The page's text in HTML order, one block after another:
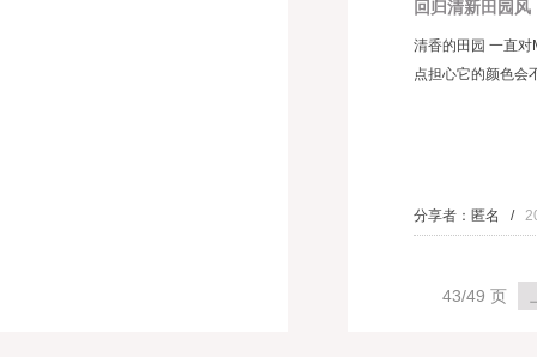
回归清新田园风
清香的田园 一直
点担心它的颜色会
分享者：匿名 /
43/49 页